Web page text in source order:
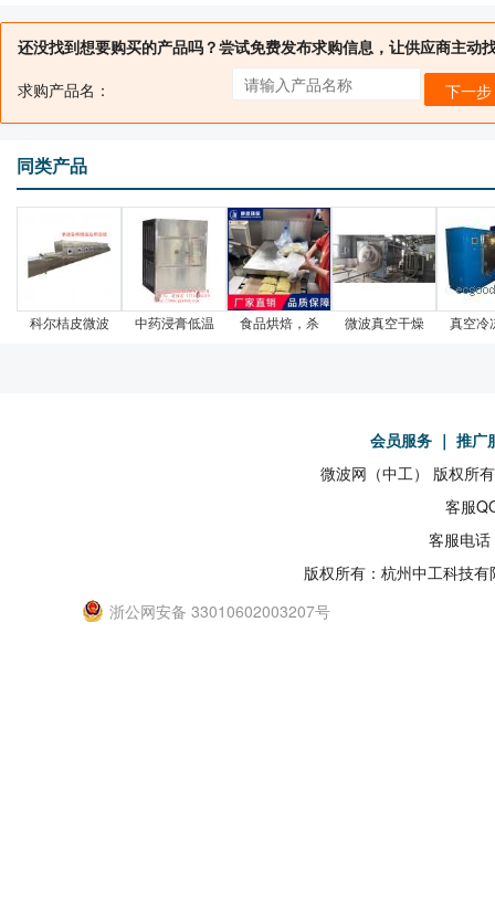
还没找到想要购买的产品吗？尝试免费发布求购信息，让供应商主动
求购产品名：
下一步
同类产品
科尔桔皮微波 中药浸膏低温 食品烘焙，杀 微波真空干燥 真空冷
会员服务 ｜ 推广
微波网（中工） 版权所
客服
客服电
版权所有：杭州中工科技
浙公网安备 33010602003207号